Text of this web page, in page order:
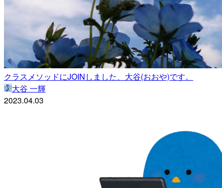
クラスメソッドにJOINしました、大谷(おおや)です。
大谷 一輝
2023.04.03